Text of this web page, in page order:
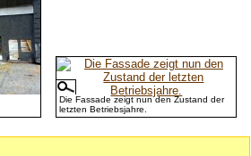
Die Fassade zeigt nun den Zustand der
letzten Betriebsjahre.